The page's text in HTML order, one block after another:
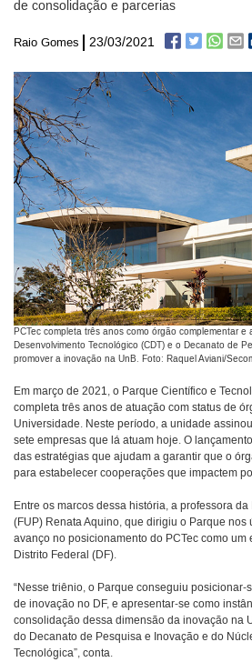
de consolidação e parcerias
Raio Gomes 23/03/2021
PCTec completa três anos como órgão complementar
Desenvolvimento Tecnológico (CDT) e o Decanato de
promover a inovação na UnB. Foto: Raquel Aviani/
Em março de 2021, o Parque Científico e
completa três anos de atuação com status de
Universidade. Neste período, a unidade
sete empresas que lá atuam hoje. O
das estratégias que ajudam a garantir que o
para estabelecer cooperações que impactem
Entre os marcos dessa história, a professora
(FUP) Renata Aquino, que dirigiu o Parque nos
avanço no posicionamento do PCTec como
Distrito Federal (DF).
“Nesse triênio, o Parque conseguiu
de inovação no DF, e apresentar-se como
consolidação dessa dimensão da inovação na
do Decanato de Pesquisa e Inovação e do
Tecnológica”, conta.